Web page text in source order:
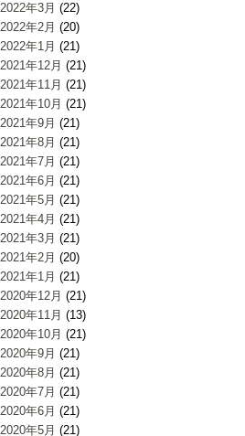
2022年3月 (22)
2022年2月 (20)
2022年1月 (21)
2021年12月 (21)
2021年11月 (21)
2021年10月 (21)
2021年9月 (21)
2021年8月 (21)
2021年7月 (21)
2021年6月 (21)
2021年5月 (21)
2021年4月 (21)
2021年3月 (21)
2021年2月 (20)
2021年1月 (21)
2020年12月 (21)
2020年11月 (13)
2020年10月 (21)
2020年9月 (21)
2020年8月 (21)
2020年7月 (21)
2020年6月 (21)
2020年5月 (21)